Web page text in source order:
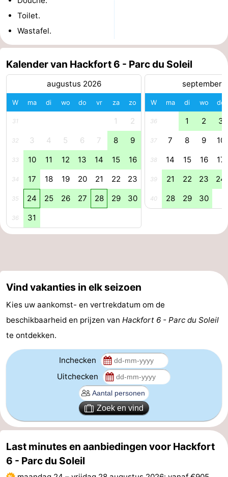
Schoorlse
Bergen
Zee
-
Alkmaar
-
aan
Noordhollands
Zee
Zuid-
Kennermerland
Amsterdam
Haarlem
Zandvoort
Zuid-
Leiden
Bollenstreek
-
Natuur
Hollands
Duin
Katwijk
-
Scheveningen
-
Haag
Rotterdam
-
Rockanje
Weer
Contact
Toilet.
Wastafel.
Kalender van Hackfort 6 - Parc du Soleil
augustus 2026
W ma di wo do vr za zo
31 1 2
32 3 4 5 6 7 8 9
33 10 11 12 13 14 15 16
34 17 18 19 20 21 22 23
35 24 25 26 27 28 29 30
36 31
september
W ma di wo do
36 1 2 3
37 7 8 9 10
38 14 15 16 17
39 21 22 23 24
40 28 29 30
Vind vakanties in elk seizoen
Kies uw aankomst- en vertrekdatum om de
beschikbaarheid en prijzen van Hackfort 6 - Parc du Soleil
te ontdekken.
Inchecken
Uitchecken
Zoek en vind
Last minutes en aanbiedingen voor Hackfort
6 - Parc du Soleil